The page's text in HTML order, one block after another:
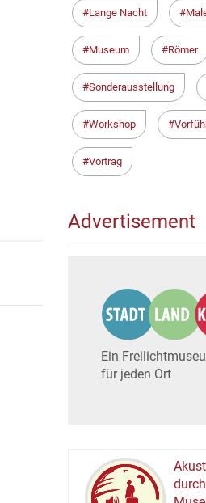
Lange Nacht
Museum Römer
Sonderausstellung
Workshop
Vortrag
Advertisement
Ein
für jeden Ort